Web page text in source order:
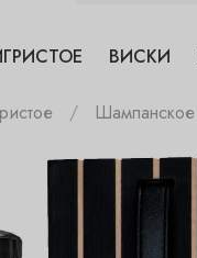
ВИСКИ
Шампанское